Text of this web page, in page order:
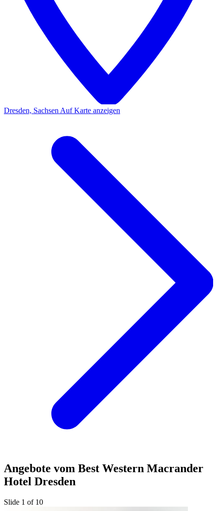
Dresden, Sachsen Auf Karte anzeigen
Angebote vom Best Western Macrander
Hotel Dresden
Slide 1 of 10